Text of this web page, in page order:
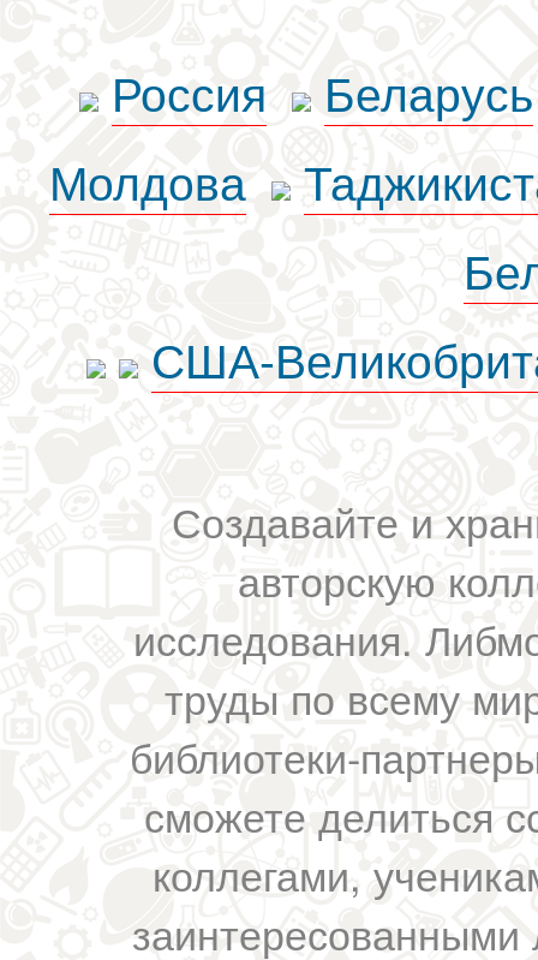
Россия
Беларусь
Молдова
США-
Создавайте и
авторскую
исследования.
труды по всему
библиотеки-
сможете делиться
коллегами,